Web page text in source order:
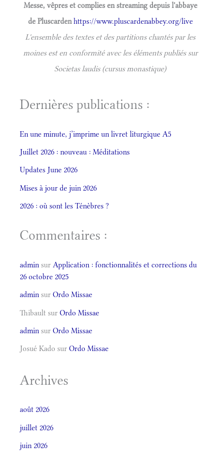
Messe, vêpres et complies en streaming depuis l'abbaye
de Pluscardenhttps://www.pluscardenabbey.org/live
L'ensemble des textes et des partitions chantés par les
moines est en conformité avec les éléments publiés sur
Societas laudis (cursus monastique)
Dernières publications :
En une minute, j’imprime un livret liturgique A5
Juillet 2026 : nouveau : Méditations
Updates June 2026
Mises à jour de juin 2026
2026 : où sont les Ténèbres ?
Commentaires :
admin sur Application : fonctionnalités et corrections du
26 octobre 2025
admin sur Ordo Missae
Thibault sur Ordo Missae
admin sur Ordo Missae
Josué Kado sur Ordo Missae
Archives
août 2026
juillet 2026
juin 2026